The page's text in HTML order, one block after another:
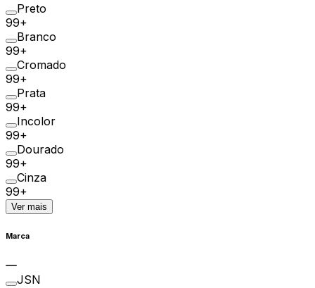
Preto
99+
Branco
99+
Cromado
99+
Prata
99+
Incolor
99+
Dourado
99+
Cinza
99+
Ver mais
Marca
JSN